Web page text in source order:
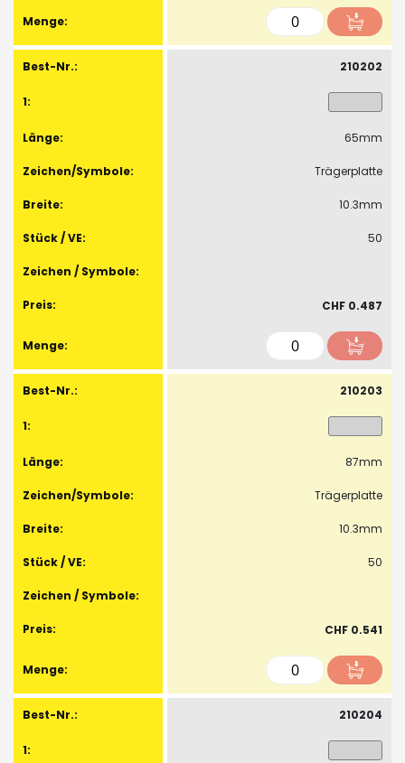
210202
65mm
Trägerplatte
10.3mm
50
CHF 0.487
210203
87mm
Trägerplatte
10.3mm
50
CHF 0.541
210204